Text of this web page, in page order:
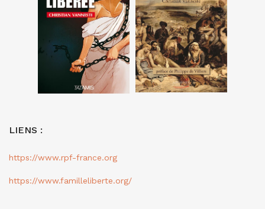
LIENS :
https://www.rpf-france.org
https://www.familleliberte.org/